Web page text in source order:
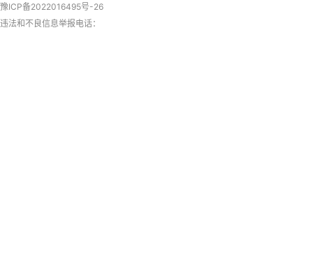
豫ICP备2022016495号-26
违法和不良信息举报电话：